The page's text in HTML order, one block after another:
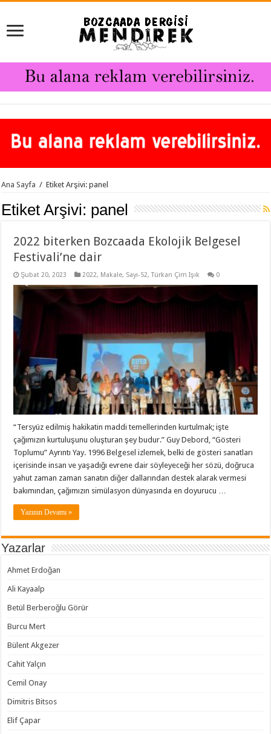
Ana Sayfa / Etiket Arşivi: panel
Etiket Arşivi: panel
2022 biterken Bozcaada Ekolojik Belgesel
Festivali’ne dair
Şubat 20, 2023 2022, Makale, Sayı-52,Türkan Çim Işık 0
“Tersyüz edilmiş hakikatin maddi temellerinden kurtulmak; işte
çağımızın kurtuluşunu oluşturan şey budur.” Guy Debord, “Gösteri
Toplumu” Ayrıntı Yay. 1996 Belgesel izlemek, belki de gösteri sanatları
içerisinde insan ve yaşadığı evrene dair söyleyeceği her sözü, doğruca
yahut zaman zaman sanatın diğer dallarından destek alarak vermesi
bakımından, çağımızın simülasyon dünyasında en doyurucu …
Yazının Devamı »
Yazarlar
Ahmet Erdoğan
Ali Kayaalp
Betül Berberoğlu Görür
Burcu Mert
Bülent Akgezer
Cahit Yalçın
Cemil Onay
Dimitris Bitsos
Elif Çapar